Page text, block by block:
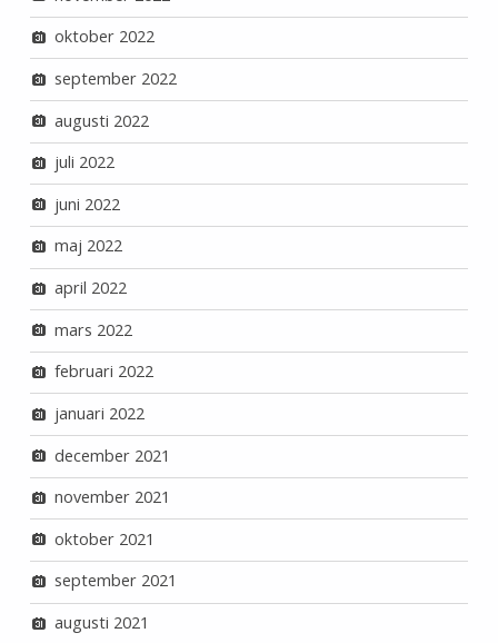
oktober 2022
september 2022
augusti 2022
juli 2022
juni 2022
maj 2022
april 2022
mars 2022
februari 2022
januari 2022
december 2021
november 2021
oktober 2021
september 2021
augusti 2021